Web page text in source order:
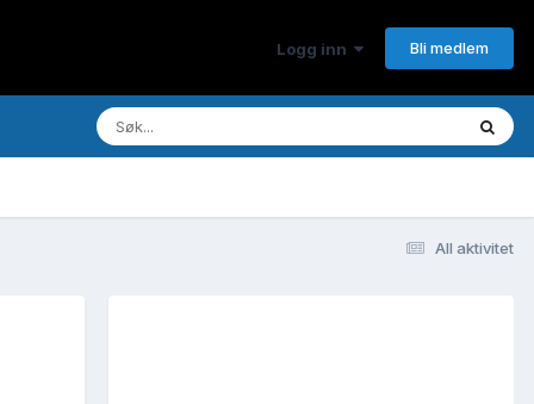
Logg inn Bli medlem
All aktivitet